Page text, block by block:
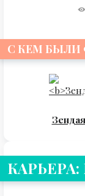
С КЕМ
Зендая